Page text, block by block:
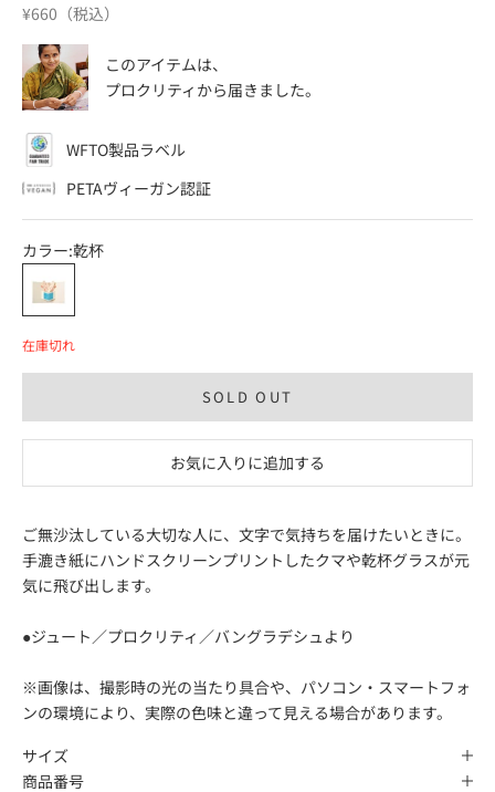
セール価格
¥660（税込）
このアイテムは、
プロクリティ から届きました。
WFTO製品ラベル
PETAヴィーガン認証
カラー:乾杯
在庫切れ
SOLD OUT
お気に入りに追加する
ご無沙汰している大切な人に、文字で気持ちを届けたいときに。
手漉き紙にハンドスクリーンプリントしたクマや乾杯グラスが元
気に飛び出します。
●ジュート／プロクリティ／バングラデシュより
※画像は、撮影時の光の当たり具合や、パソコン・スマートフォ
ンの環境により、実際の色味と違って見える場合があります。
サイズ
商品番号